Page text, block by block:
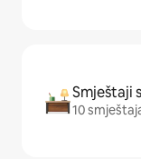
Smještaji
10